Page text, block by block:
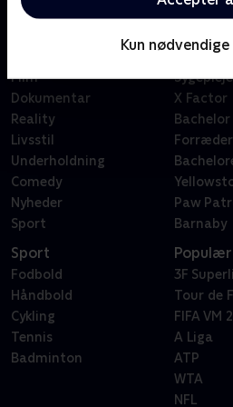
Kun
Kategorier
Film
Dokumentar
Reality
Livsstil
Underholdning
Comedy
Nyheder
Sport
X Factor
Bachelor
Forræder
Paw
Barnaby
Sport
Fodbold
Håndbold
Cykling
Tennis
Badminton
3F
Tour de
FIFA VM
A Liga
ATP
WTA
NFL